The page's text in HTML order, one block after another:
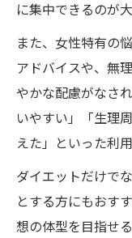
に集中できるのが
また、女性特有の
アドバイスや、無
やかな配慮がなさ
いやすい」「生理
えた」といった利
ダイエットだけで
とする方にもおす
想の体型を目指せ